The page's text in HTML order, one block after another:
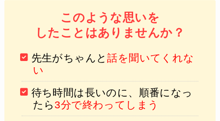
このような思いを
したことはありませんか？
先生がちゃんと話を聞いてくれな
い
待ち時間は長いのに、順番になっ
たら3分で終わってしまう